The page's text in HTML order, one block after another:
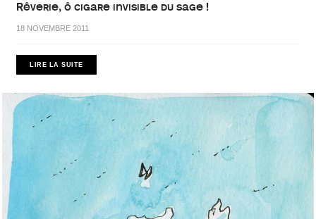
Rêverie, ô cigare invisible du sage !
18 NOVEMBRE 2011
LIRE LA SUITE